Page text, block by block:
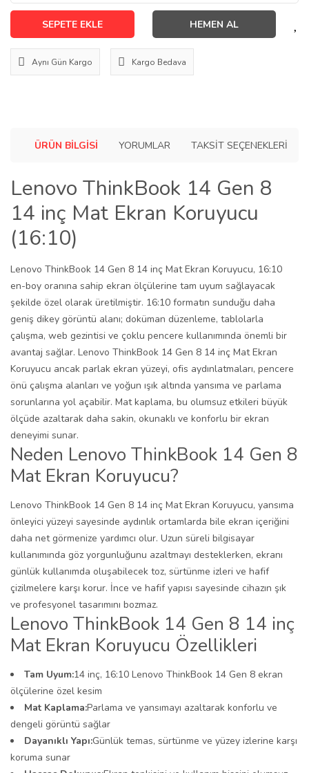
SEPETE EKLE HEMEN AL
Aynı Gün Kargo Kargo Bedava
ÜRÜN BILGISI YORUMLAR TAKSIT SEÇENEKLERI
Lenovo ThinkBook 14 Gen 8
14 inç Mat Ekran Koruyucu
(16:10)
Lenovo ThinkBook 14 Gen 8 14 inç Mat Ekran Koruyucu, 16:10
en-boy oranına sahip ekran ölçülerine tam uyum sağlayacak
şekilde özel olarak üretilmiştir. 16:10 formatın sunduğu daha
geniş dikey görüntü alanı; doküman düzenleme, tablolarla
çalışma, web gezintisi ve çoklu pencere kullanımında önemli bir
avantaj sağlar. Lenovo ThinkBook 14 Gen 8 14 inç Mat Ekran
Koruyucu ancak parlak ekran yüzeyi, ofis aydınlatmaları, pencere
önü çalışma alanları ve yoğun ışık altında yansıma ve parlama
sorunlarına yol açabilir. Mat kaplama, bu olumsuz etkileri büyük
ölçüde azaltarak daha sakin, okunaklı ve konforlu bir ekran
deneyimi sunar.
Neden Lenovo ThinkBook 14 Gen 8
Mat Ekran Koruyucu?
Lenovo ThinkBook 14 Gen 8 14 inç Mat Ekran Koruyucu, yansıma
önleyici yüzeyi sayesinde aydınlık ortamlarda bile ekran içeriğini
daha net görmenize yardımcı olur. Uzun süreli bilgisayar
kullanımında göz yorgunluğunu azaltmayı desteklerken, ekranı
günlük kullanımda oluşabilecek toz, sürtünme izleri ve hafif
çizilmelere karşı korur. İnce ve hafif yapısı sayesinde cihazın şık
ve profesyonel tasarımını bozmaz.
Lenovo ThinkBook 14 Gen 8 14 inç
Mat Ekran Koruyucu Özellikleri
Tam Uyum:14 inç, 16:10 Lenovo ThinkBook 14 Gen 8 ekran
ölçülerine özel kesim
Mat Kaplama:Parlama ve yansımayı azaltarak konforlu ve
dengeli görüntü sağlar
Dayanıklı Yapı:Günlük temas, sürtünme ve yüzey izlerine karşı
koruma sunar